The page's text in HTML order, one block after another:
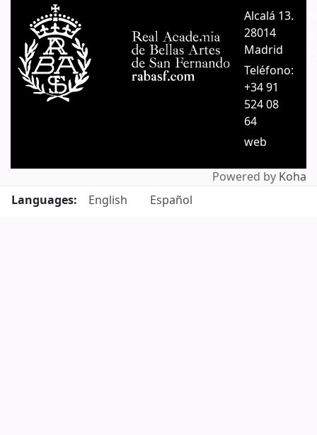
Alcalá 13.
28014
Madrid
Teléfono:
+34 91
524 08
64
web
Powered by Koha
Languages:
English Español